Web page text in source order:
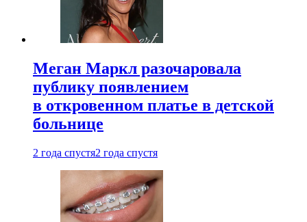
Меган Маркл разочаровала
публику появлением
в откровенном платье в детской
больнице
2 года спустя2 года спустя